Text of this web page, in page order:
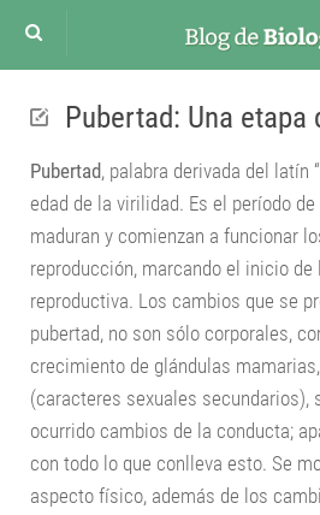
Sistema respiratorio
Sistema Digestivo
Sistema Renal
Sistema excretor
Sistema Endocrino
Aparato Reproductor Femenino
Desarrollo Embrionario
Pubertad: Una etapa
Pubertad, palabra derivada del latín
edad de la virilidad. Es el período de
maduran y comienzan a funcionar
reproducción, marcando el inicio de
reproductiva. Los cambios que se
pubertad, no son sólo corporales,
crecimiento de glándulas
(caracteres sexuales secundarios),
ocurrido cambios de la conducta;
con todo lo que conlleva esto. Se
aspecto físico, además de los